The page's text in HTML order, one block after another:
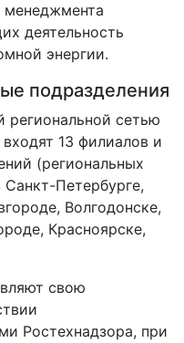
менеджмента
деятельность
энергии.
подразделения
сетью
13 филиалов и
(региональных
Санкт-Петербурге,
Волгодонске,
Красноярске,
свою
Ростехнадзора, при